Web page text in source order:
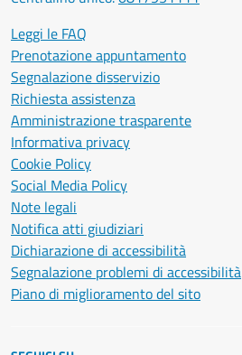
Leggi le FAQ
Prenotazione appuntamento
Segnalazione disservizio
Richiesta assistenza
Amministrazione trasparente
Informativa privacy
Cookie Policy
Social Media Policy
Note legali
Notifica atti giudiziari
Dichiarazione di accessibilità
Segnalazione problemi di accessibilità
Piano di miglioramento del sito